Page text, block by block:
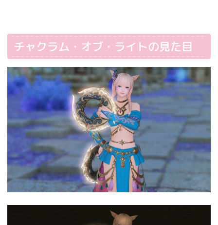
チャクラム・オブ・ライトの見た目